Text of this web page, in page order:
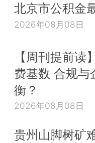
北京市公积金
2026年08月08日
【周刊提前读
费基数 合规与
衡？
2026年08月08日
贵州山脚树矿